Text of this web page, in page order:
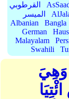
القرطوبي
الميسر
Albanian
Bangla
German
Malayalam
Swahili
وَهِيَ